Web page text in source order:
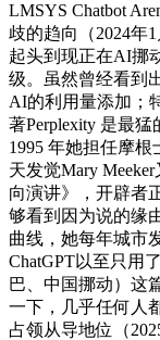
LMSYS Chatbot
歧的趋向（2024年
起头到现正在AI挪
级。虽然曾经看到
AI的利用量添加；
著Perplexity 是最
1995 年她担任摩
天发觉Mary
向演讲》，开辟者
够看到因为说的缘
曲线，她每年城市
ChatGPT以至只用
巴、中国挪动）这
一下，几乎任何人
占领从导地位（